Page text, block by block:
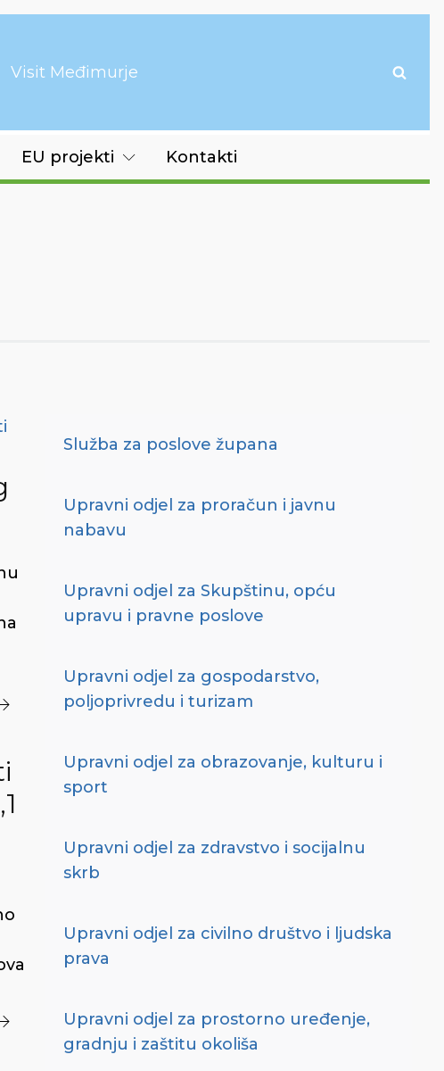
Visit Međimurje
EU projekti Kontakti
Služba za poslove župana
Upravni odjel za proračun i javnu
nabavu
Upravni odjel za Skupštinu, opću
upravu i pravne poslove
Upravni odjel za gospodarstvo,
poljoprivredu i turizam
Upravni odjel za obrazovanje, kulturu i
sport
Upravni odjel za zdravstvo i socijalnu
skrb
Upravni odjel za civilno društvo i ljudska
prava
Upravni odjel za prostorno uređenje,
gradnju i zaštitu okoliša